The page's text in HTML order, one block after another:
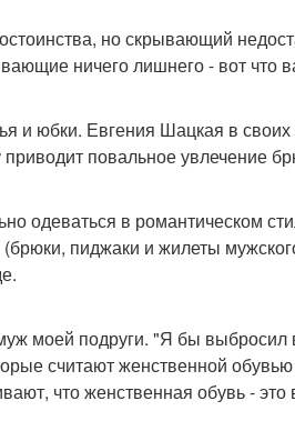
но скрывающий
ничего лишнего - вот что
и юбки. Евгения Шацкая в своих
повальное увлечение
одеваться в романтическом
пиджаки и жилеты
моей подруги. "Я бы выбросил
считают женственной
что женственная обувь - это